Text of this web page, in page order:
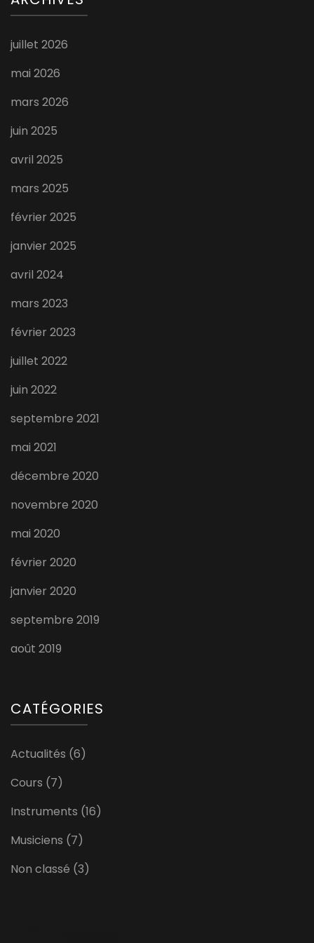
juillet 2026
mai 2026
mars 2026
juin 2025
avril 2025
mars 2025
février 2025
janvier 2025
avril 2024
mars 2023
février 2023
juillet 2022
juin 2022
septembre 2021
mai 2021
décembre 2020
novembre 2020
mai 2020
février 2020
janvier 2020
septembre 2019
août 2019
CATÉGORIES
Actualités (6)
Cours (7)
Instruments (16)
Musiciens (7)
Non classé (3)